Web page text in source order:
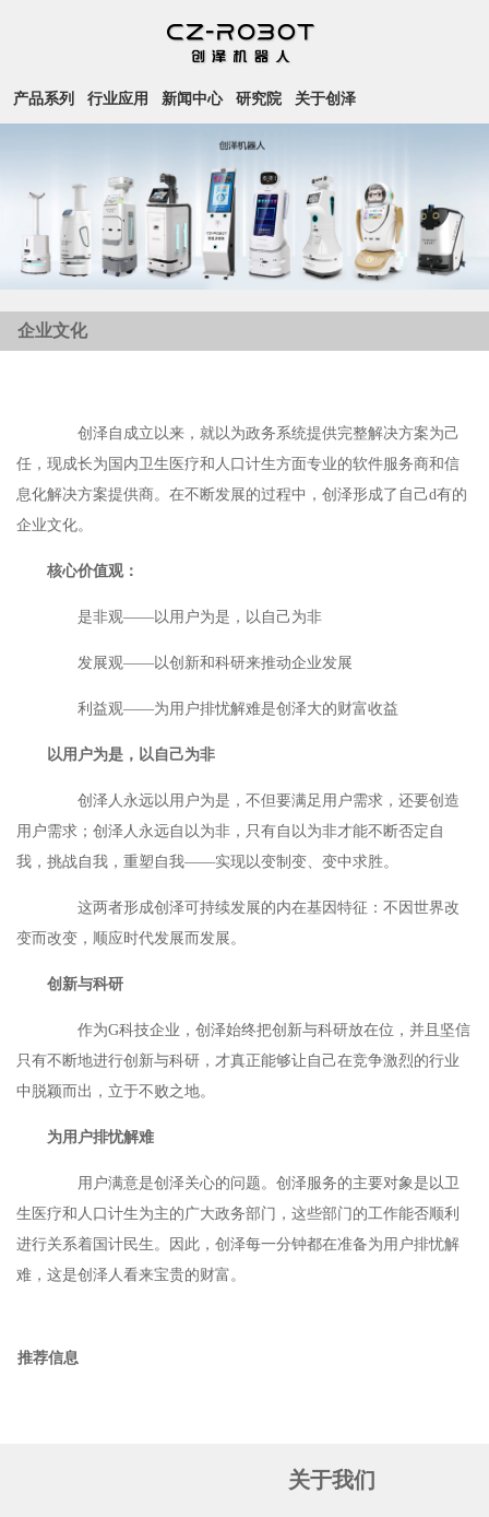
产品系列 行业应用 新闻中心 研究院 关于创泽
企业文化
创泽自成立以来，就以为政务系统提供完整解决方案为己
任，现成长为国内卫生医疗和人口计生方面专业的软件服务商和信
息化解决方案提供商。在不断发展的过程中，创泽形成了自己d有的
企业文化。
核心价值观：
是非观——以用户为是，以自己为非
发展观——以创新和科研来推动企业发展
利益观——为用户排忧解难是创泽大的财富收益
以用户为是，以自己为非
创泽人永远以用户为是，不但要满足用户需求，还要创造
用户需求；创泽人永远自以为非，只有自以为非才能不断否定自
我，挑战自我，重塑自我——实现以变制变、变中求胜。
这两者形成创泽可持续发展的内在基因特征：不因世界改
变而改变，顺应时代发展而发展。
创新与科研
作为G科技企业，创泽始终把创新与科研放在位，并且坚信
只有不断地进行创新与科研，才真正能够让自己在竞争激烈的行业
中脱颖而出，立于不败之地。
为用户排忧解难
用户满意是创泽关心的问题。创泽服务的主要对象是以卫
生医疗和人口计生为主的广大政务部门，这些部门的工作能否顺利
进行关系着国计民生。因此，创泽每一分钟都在准备为用户排忧解
难，这是创泽人看来宝贵的财富。
推荐信息
关于我们